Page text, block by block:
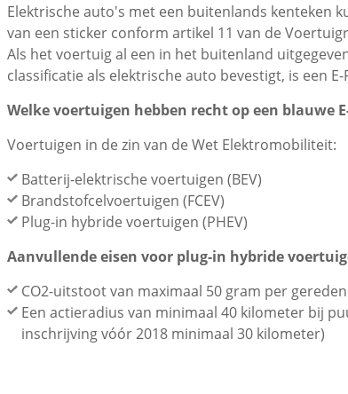
Elektrische auto's met een buitenlands kenteken
van een sticker conform artikel 11 van de
Als het voertuig al een in het buitenland
classificatie als elektrische auto bevestigt, is een
Welke voertuigen hebben recht op een blauwe
Voertuigen in de zin van de Wet Elektromobiliteit:
Batterij-elektrische voertuigen (BEV)
Brandstofcelvoertuigen (FCEV)
Plug-in hybride voertuigen (PHEV)
Aanvullende eisen voor plug-in hybride
CO2-uitstoot van maximaal 50 gram per
Een actieradius van minimaal 40 kilometer bij
inschrijving vóór 2018 minimaal 30 kilometer)